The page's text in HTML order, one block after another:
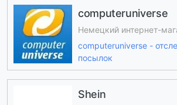
computeruniverse
Немецкий интернет-
computeruniverse -
посылок
Shein